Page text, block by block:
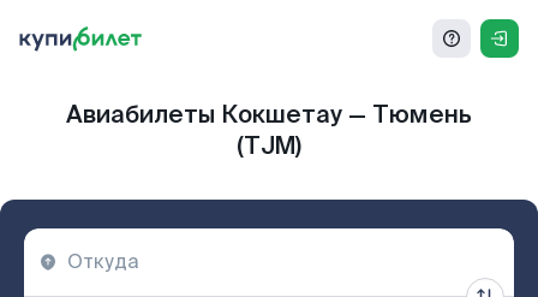
Авиабилеты Кокшетау — Тюмень
(TJM)